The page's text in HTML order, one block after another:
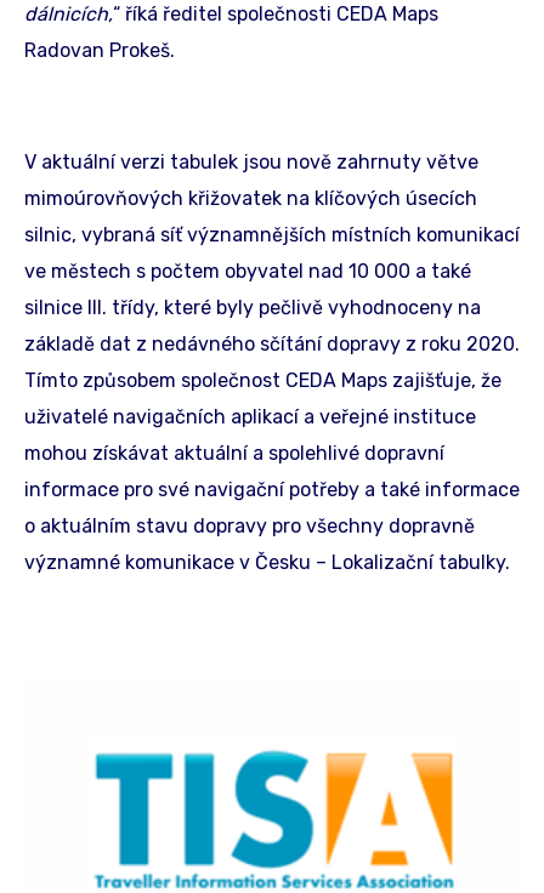
dálnicích,“ říká ředitel společnosti CEDA Maps
Radovan Prokeš.
V aktuální verzi tabulek jsou nově zahrnuty větve
mimoúrovňových křižovatek na klíčových úsecích
silnic, vybraná síť významnějších místních komunikací
ve městech s počtem obyvatel nad 10 000 a také
silnice III. třídy, které byly pečlivě vyhodnoceny na
základě dat z nedávného sčítání dopravy z roku 2020.
Tímto způsobem společnost CEDA Maps zajišťuje, že
uživatelé navigačních aplikací a veřejné instituce
mohou získávat aktuální a spolehlivé dopravní
informace pro své navigační potřeby a také informace
o aktuálním stavu dopravy pro všechny dopravně
významné komunikace v Česku – Lokalizační tabulky.